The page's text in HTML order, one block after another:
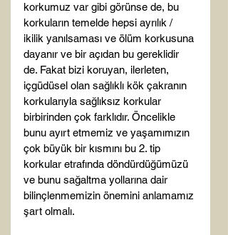
korkumuz var gibi görünse de, bu
korkuların temelde hepsi ayrılık /
ikilik yanılsaması ve ölüm korkusuna
dayanır ve bir açıdan bu gereklidir
de. Fakat bizi koruyan, ilerleten,
içgüdüsel olan sağlıklı kök çakranın
korkularıyla sağlıksız korkular
birbirinden çok farklıdır. Öncelikle
bunu ayırt etmemiz ve yaşamımızın
çok büyük bir kısmını bu 2. tip
korkular etrafında döndürdüğümüzü
ve bunu sağaltma yollarına dair
bilinçlenmemizin önemini anlamamız
şart olmalı.